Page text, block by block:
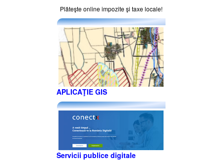
Plăteşte online impozite şi taxe locale!
APLICAŢIE GIS
Servicii publice digitale